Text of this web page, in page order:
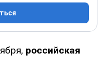
российская